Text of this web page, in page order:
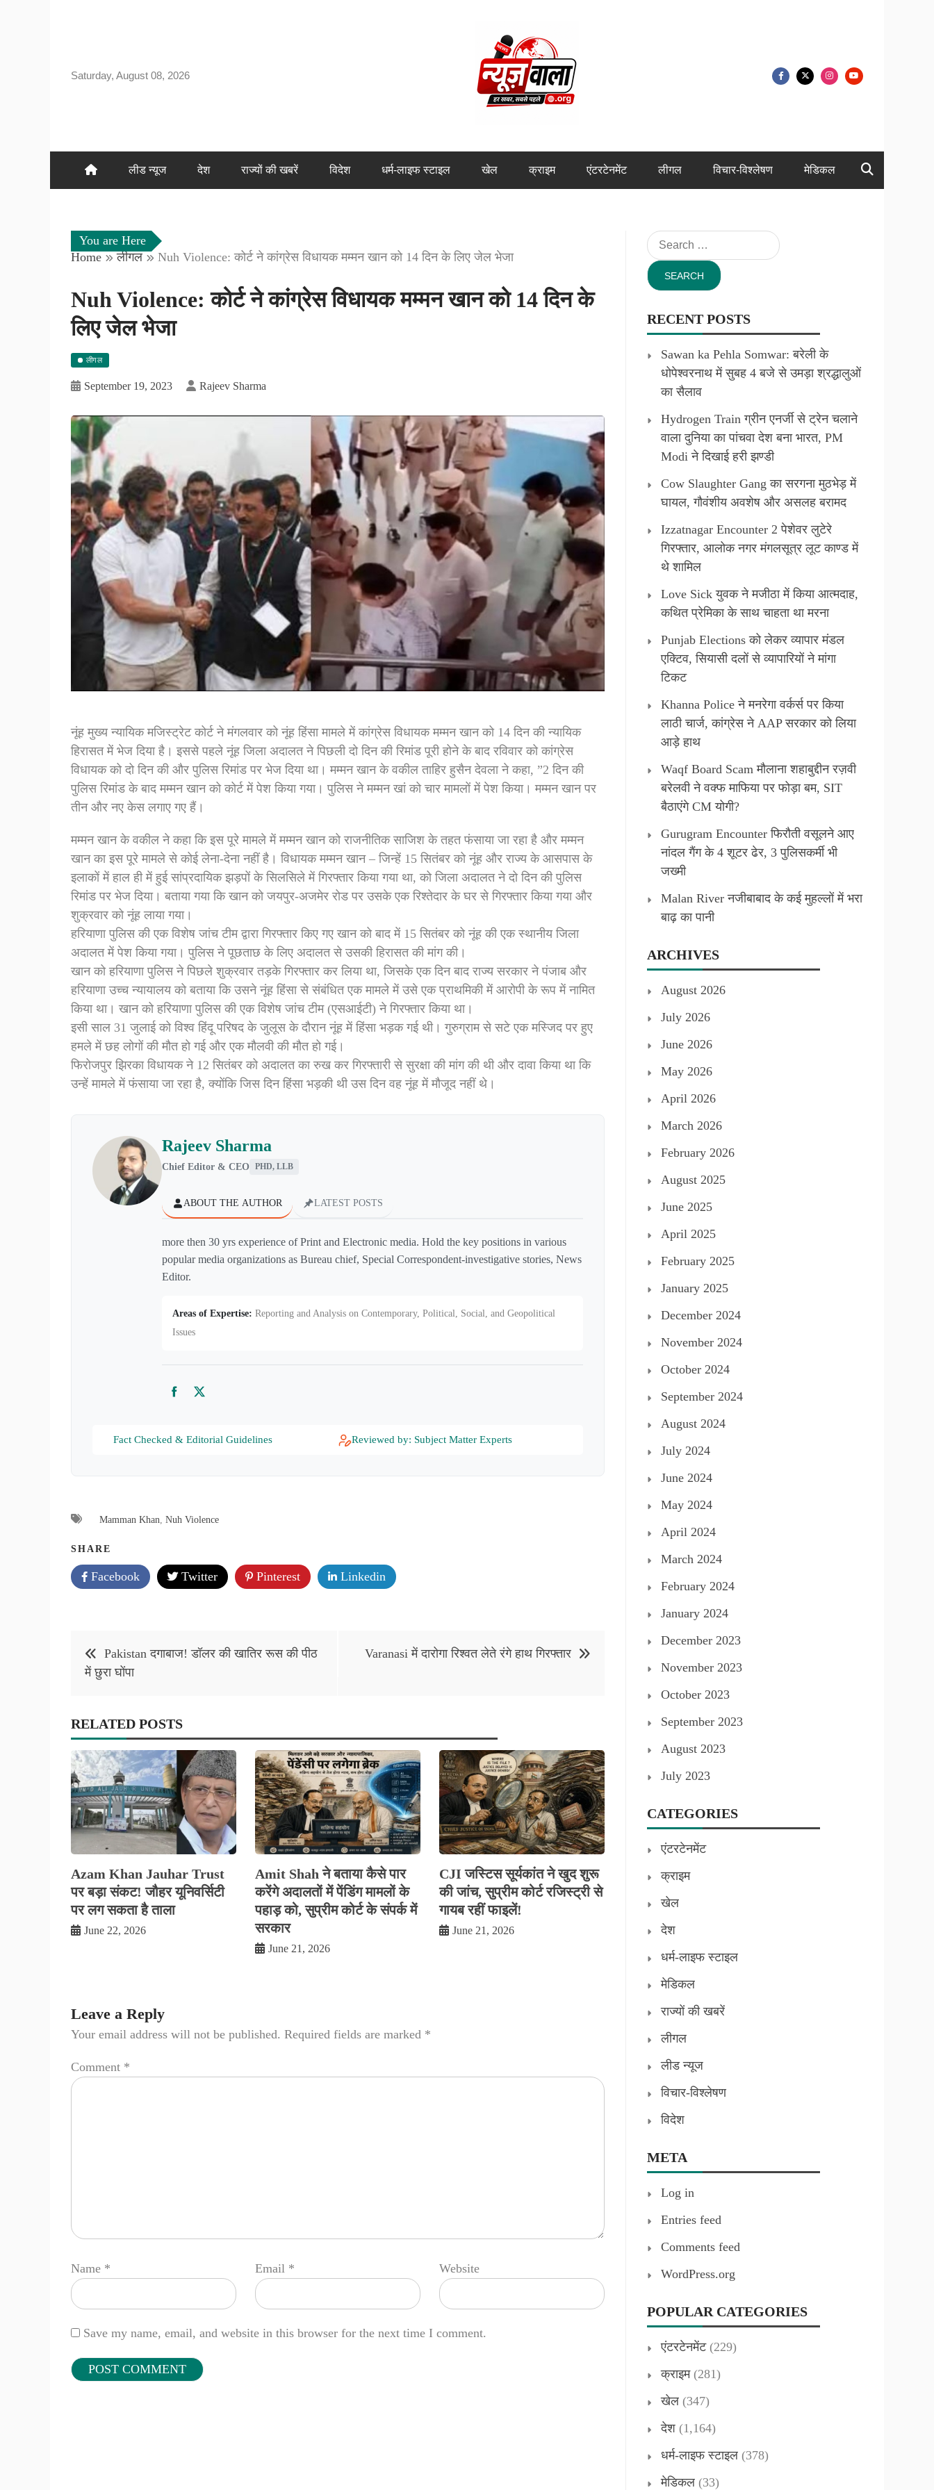
Saturday, August 08, 2026
लीड न्यूज देश राज्यों की खबरें विदेश धर्म-लाइफ स्टाइल खेल क्राइम एंटरटेनमेंट लीगल विचार-विश्लेषण मेडिकल
You are Here
Home
लीगल Nuh Violence: कोर्ट ने कांग्रेस विधायक मम्मन खान को 14 दिन के लिए जेल भेजा
Nuh Violence: कोर्ट ने कांग्रेस विधायक मम्मन खान को 14 दिन के
लिए जेल भेजा
लीगल
September 19, 2023 Rajeev Sharma
नूंह मुख्य न्यायिक मजिस्ट्रेट कोर्ट ने मंगलवार को नूंह हिंसा मामले में कांग्रेस विधायक मम्मन खान को 14 दिन की न्यायिक
हिरासत में भेज दिया है। इससे पहले नूंह जिला अदालत ने पिछली दो दिन की रिमांड पूरी होने के बाद रविवार को कांग्रेस
विधायक को दो दिन की और पुलिस रिमांड पर भेज दिया था। मम्मन खान के वकील ताहिर हुसैन देवला ने कहा, ”2 दिन की
पुलिस रिमांड के बाद मम्मन खान को कोर्ट में पेश किया गया। पुलिस ने मम्मन खां को चार मामलों में पेश किया। मम्मन खान पर
तीन और नए केस लगाए गए हैं।
मम्मन खान के वकील ने कहा कि इस पूरे मामले में मम्मन खान को राजनीतिक साजिश के तहत फंसाया जा रहा है और मम्मन
खान का इस पूरे मामले से कोई लेना-देना नहीं है। विधायक मम्मन खान – जिन्हें 15 सितंबर को नूंह और राज्य के आसपास के
इलाकों में हाल ही में हुई सांप्रदायिक झड़पों के सिलसिले में गिरफ्तार किया गया था, को जिला अदालत ने दो दिन की पुलिस
रिमांड पर भेज दिया। बताया गया कि खान को जयपुर-अजमेर रोड पर उसके एक रिश्तेदार के घर से गिरफ्तार किया गया और
शुक्रवार को नूंह लाया गया।
हरियाणा पुलिस की एक विशेष जांच टीम द्वारा गिरफ्तार किए गए खान को बाद में 15 सितंबर को नूंह की एक स्थानीय जिला
अदालत में पेश किया गया। पुलिस ने पूछताछ के लिए अदालत से उसकी हिरासत की मांग की।
खान को हरियाणा पुलिस ने पिछले शुक्रवार तड़के गिरफ्तार कर लिया था, जिसके एक दिन बाद राज्य सरकार ने पंजाब और
हरियाणा उच्च न्यायालय को बताया कि उसने नूंह हिंसा से संबंधित एक मामले में उसे एक प्राथमिकी में आरोपी के रूप में नामित
किया था। खान को हरियाणा पुलिस की एक विशेष जांच टीम (एसआईटी) ने गिरफ्तार किया था।
इसी साल 31 जुलाई को विश्व हिंदू परिषद के जुलूस के दौरान नूंह में हिंसा भड़क गई थी। गुरुग्राम से सटे एक मस्जिद पर हुए
हमले में छह लोगों की मौत हो गई और एक मौलवी की मौत हो गई।
फिरोजपुर झिरका विधायक ने 12 सितंबर को अदालत का रुख कर गिरफ्तारी से सुरक्षा की मांग की थी और दावा किया था कि
उन्हें मामले में फंसाया जा रहा है, क्योंकि जिस दिन हिंसा भड़की थी उस दिन वह नूंह में मौजूद नहीं थे।
Rajeev Sharma
Chief Editor & CEO PHD, LLB
ABOUT THE AUTHOR LATEST POSTS
more then 30 yrs experience of Print and Electronic media. Hold the key positions in various
popular media organizations as Bureau chief, Special Correspondent-investigative stories, News
Editor.
Areas of Expertise: Reporting and Analysis on Contemporary, Political, Social, and Geopolitical
Issues
FacebookTwitter
Fact Checked & Editorial Guidelines Reviewed by: Subject Matter Experts
Mamman Khan Nuh Violence
SHARE
Facebook Twitter Pinterest Linkedin
Post
navigation
Pakistan दगाबाज! डॉलर की खातिर रूस की पीठ
में छुरा घोंपा
Varanasi में दारोगा रिश्वत लेते रंगे हाथ गिरफ्तार
RELATED POSTS
Azam Khan Jauhar Trust
पर बड़ा संकट! जौहर यूनिवर्सिटी
पर लग सकता है ताला
June 22, 2026
Amit Shah ने बताया कैसे पार
करेंगे अदालतों में पेंडिंग मामलों के
पहाड़ को, सुप्रीम कोर्ट के संपर्क में
सरकार
June 21, 2026
CJI जस्टिस सूर्यकांत ने खुद शुरू
की जांच, सुप्रीम कोर्ट रजिस्ट्री से
गायब रहीं फाइलें!
June 21, 2026
Leave a Reply
Your email address will not be published. Required fields are marked *
Comment *
Name * Email * Website
Save my name, email, and website in this browser for the next time I comment.
Search
for:
RECENT POSTS
Sawan ka Pehla Somwar: बरेली के
धोपेश्वरनाथ में सुबह 4 बजे से उमड़ा श्रद्धालुओं
का सैलाव
Hydrogen Train ग्रीन एनर्जी से ट्रेन चलाने
वाला दुनिया का पांचवा देश बना भारत, PM
Modi ने दिखाई हरी झण्डी
Cow Slaughter Gang का सरगना मुठभेड़ में
घायल, गौवंशीय अवशेष और असलह बरामद
Izzatnagar Encounter 2 पेशेवर लुटेरे
गिरफ्तार, आलोक नगर मंगलसूत्र लूट काण्‍ड में
थे शामिल
Love Sick युवक ने मजीठा में किया आत्मदाह,
कथित प्रेमिका के साथ चाहता था मरना
Punjab Elections को लेकर व्यापार मंडल
एक्टिव, सियासी दलों से व्यापारियों ने मांगा
टिकट
Khanna Police ने मनरेगा वर्कर्स पर किया
लाठी चार्ज, कांग्रेस ने AAP सरकार को लिया
आड़े हाथ
Waqf Board Scam मौलाना शहाबुद्दीन रज़वी
बरेलवी ने वक्फ माफिया पर फोड़ा बम, SIT
बैठाएंगे CM योगी?
Gurugram Encounter फिरौती वसूलने आए
नांदल गैंग के 4 शूटर ढेर, 3 पुलिसकर्मी भी
जख्मी
Malan River नजीबाबाद के कई मुहल्लों में भरा
बाढ़ का पानी
ARCHIVES
August 2026
July 2026
June 2026
May 2026
April 2026
March 2026
February 2026
August 2025
June 2025
April 2025
February 2025
January 2025
December 2024
November 2024
October 2024
September 2024
August 2024
July 2024
June 2024
May 2024
April 2024
March 2024
February 2024
January 2024
December 2023
November 2023
October 2023
September 2023
August 2023
July 2023
CATEGORIES
एंटरटेनमेंट
क्राइम
खेल
देश
धर्म-लाइफ स्टाइल
मेडिकल
राज्यों की खबरें
लीगल
लीड न्यूज
विचार-विश्लेषण
विदेश
META
Log in
Entries feed
Comments feed
WordPress.org
POPULAR CATEGORIES
एंटरटेनमेंट(229)
क्राइम(281)
खेल (347)
देश (1,164)
धर्म-लाइफ स्टाइल (378)
मेडिकल (33)